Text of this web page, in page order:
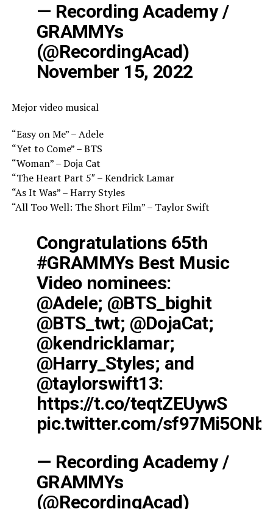
— Recording Academy /
GRAMMYs
(@RecordingAcad)
November 15, 2022
Mejor video musical
“Easy on Me” – Adele
“Yet to Come” – BTS
“Woman” – Doja Cat
“The Heart Part 5″ – Kendrick Lamar
“As It Was” – Harry Styles
“All Too Well: The Short Film” – Taylor Swift
Congratulations 65th
#GRAMMYs Best Music
Video nominees:
@Adele; @BTS_bighit
@BTS_twt; @DojaCat;
@kendricklamar;
@Harry_Styles; and
@taylorswift13:
https://t.co/teqtZEUywS
pic.twitter.com/sf97Mi5ONb
— Recording Academy /
GRAMMYs
(@RecordingAcad)